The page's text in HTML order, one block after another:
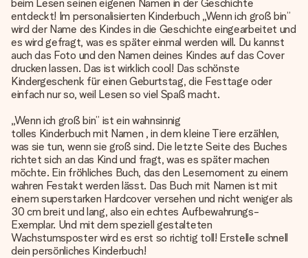
beim Lesen seinen eigenen Namen in der Geschichte
entdeckt! Im personalisierten Kinderbuch „Wenn ich groß bin”
wird der Name des Kindes in die Geschichte eingearbeitet und
es wird gefragt, was es später einmal werden will. Du kannst
auch das Foto und den Namen deines Kindes auf das Cover
drucken lassen. Das ist wirklich cool! Das schönste
Kindergeschenk für einen Geburtstag, die Festtage oder
einfach nur so, weil Lesen so viel Spaß macht.
„Wenn ich groß bin” ist ein wahnsinnig
tolles Kinderbuch mit Namen , in dem kleine Tiere erzählen,
was sie tun, wenn sie groß sind. Die letzte Seite des Buches
richtet sich an das Kind und fragt, was es später machen
möchte. Ein fröhliches Buch, das den Lesemoment zu einem
wahren Festakt werden lässt. Das Buch mit Namen ist mit
einem superstarken Hardcover versehen und nicht weniger als
30 cm breit und lang, also ein echtes Aufbewahrungs-
Exemplar. Und mit dem speziell gestalteten
Wachstumsposter wird es erst so richtig toll! Erstelle schnell
dein persönliches Kinderbuch!